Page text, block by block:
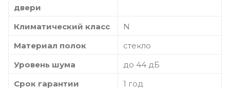
двери
Климатический класс
N
Материал полок
стекло
Уровень шума
до 44 дБ
Срок гарантии
1 год